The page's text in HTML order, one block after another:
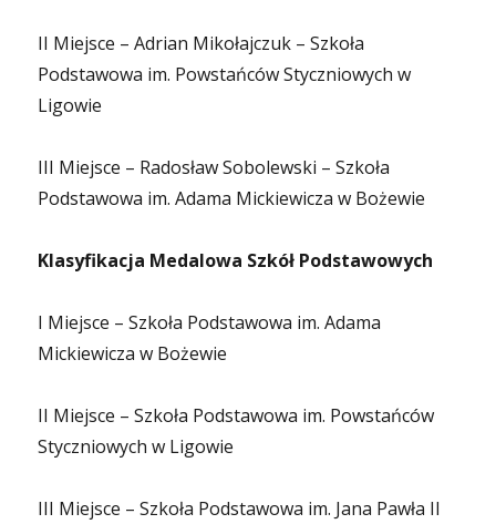
II Miejsce – Adrian Mikołajczuk – Szkoła
Podstawowa im. Powstańców Styczniowych w
Ligowie
III Miejsce – Radosław Sobolewski – Szkoła
Podstawowa im. Adama Mickiewicza w Bożewie
Klasyfikacja Medalowa Szkół Podstawowych
I Miejsce – Szkoła Podstawowa im. Adama
Mickiewicza w Bożewie
II Miejsce – Szkoła Podstawowa im. Powstańców
Styczniowych w Ligowie
III Miejsce – Szkoła Podstawowa im. Jana Pawła II